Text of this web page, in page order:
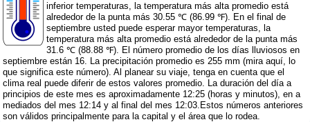
inferior temperaturas, la temperatura más alta promedio está
alrededor de la punta más 30.55 ℃ (86.99 ℉). En el final de
septiembre usted puede esperar mayor temperaturas, la
temperatura más alta promedio está alrededor de la punta más
31.6 ℃ (88.88 ℉). El número promedio de los días lluviosos en
septiembre están 16. La precipitación promedio es 255 mm (mira aquí, lo
que significa este número). Al planear su viaje, tenga en cuenta que el
clima real puede diferir de estos valores promedio. La duración del día a
principios de este mes es aproximadamente 12:25 (horas y minutos), en a
mediados del mes 12:14 y al final del mes 12:03.Estos números anteriores
son válidos principalmente para la capital y el área que lo rodea.